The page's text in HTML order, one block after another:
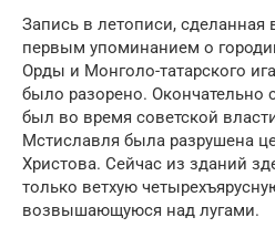
Запись в летописи, сделанная
первым упоминанием о
Орды и Монголо-татарского
было разорено. Окончательно
был во время советской
Мстиславля была разрушена
Христова. Сейчас из зданий
только ветхую
возвышающуюся над лугами.